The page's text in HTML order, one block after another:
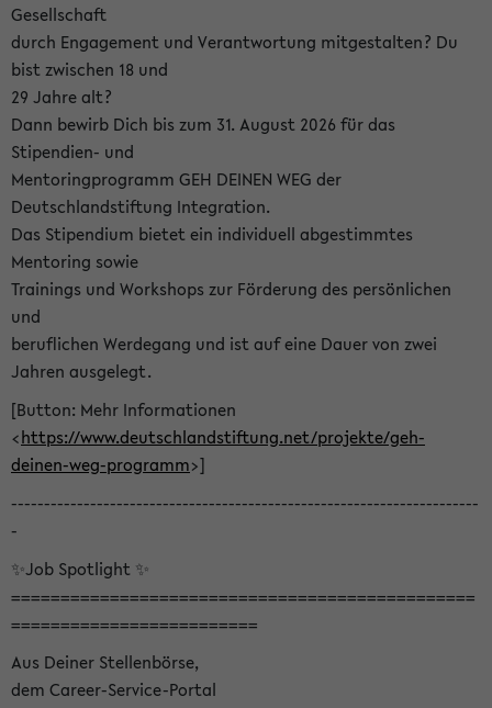
Gesellschaft
durch Engagement und Verantwortung mitgestalten? Du
bist zwischen 18 und
29 Jahre alt?
Dann bewirb Dich bis zum 31. August 2026 für das
Stipendien- und
Mentoringprogramm GEH DEINEN WEG der
Deutschlandstiftung Integration.
Das Stipendium bietet ein individuell abgestimmtes
Mentoring sowie
Trainings und Workshops zur Förderung des persönlichen
und
beruflichen Werdegang und ist auf eine Dauer von zwei
Jahren ausgelegt.
[Button: Mehr Informationen
<https://www.deutschlandstiftung.net/projekte/geh-
deinen-weg-programm>]
-----------------------------------------------------------------------
-
✨Job Spotlight ✨
===============================================
=========================
Aus Deiner Stellenbörse,
dem Career-Service-Portal